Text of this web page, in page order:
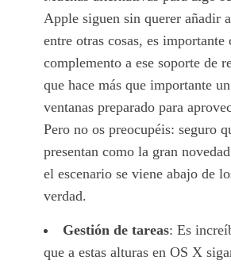
Apple siguen sin querer añadir
entre otras cosas, es importante
complemento a ese soporte de
que hace más que importante
ventanas preparado para
Pero no os preocupéis: seguro
presentan como la gran
el escenario se viene abajo de
verdad.
Gestión de tareas: Es
que a estas alturas en OS X